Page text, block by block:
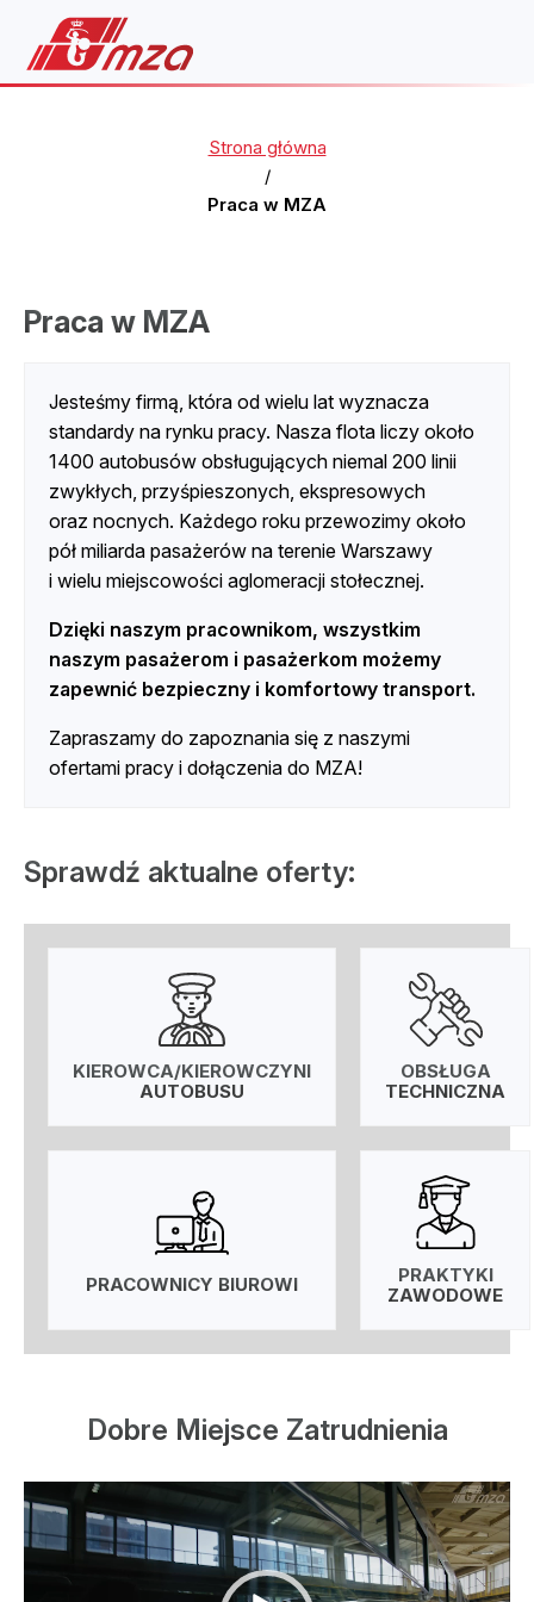
Strona główna
/
Praca w MZA
Praca w MZA
Jesteśmy firmą, która od wielu lat wyznacza
standardy na rynku pracy. Nasza flota liczy około
1400 autobusów obsługujących niemal 200 linii
zwykłych, przyśpieszonych, ekspresowych
oraz nocnych. Każdego roku przewozimy około
pół miliarda pasażerów na terenie Warszawy
i wielu miejscowości aglomeracji stołecznej.
Dzięki naszym pracownikom, wszystkim
naszym pasażerom i pasażerkom możemy
zapewnić bezpieczny i komfortowy transport.
Zapraszamy do zapoznania się z naszymi
ofertami pracy i dołączenia do MZA!
Sprawdź aktualne oferty:
KIEROWCA/KIEROWCZYNI
AUTOBUSU
OBSŁUGA
TECHNICZNA
PRACOWNICY BIUROWI
PRAKTYKI
ZAWODOWE
Dobre Miejsce Zatrudnienia
Odtwarzacz
video